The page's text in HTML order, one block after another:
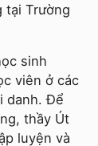
tại Trường
sinh
viên ở các
danh. Để
thầy Út
luyện và